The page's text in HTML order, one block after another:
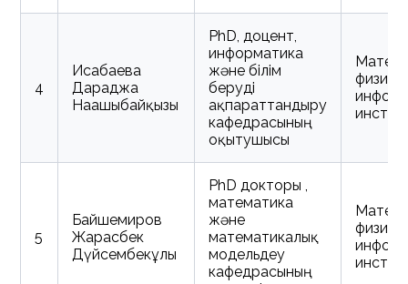
4
Исабаева
Дараджа
Нағашыбайқызы
PhD, доцент,
информатика
және білім
беруді
ақпараттандыру
кафедрасының
оқытушысы
5
Байшемиров
Жарасбек
Дүйсембекұлы
PhD докторы,
математика
және
математикалық
модельдеу
кафедрасының